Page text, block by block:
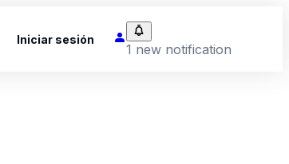
Iniciar sesión
1 new notification